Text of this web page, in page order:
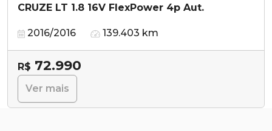
CRUZE LT 1.8 16V FlexPower 4p Aut.
2016/2016 139.403 km
R$ 72.990
Ver mais